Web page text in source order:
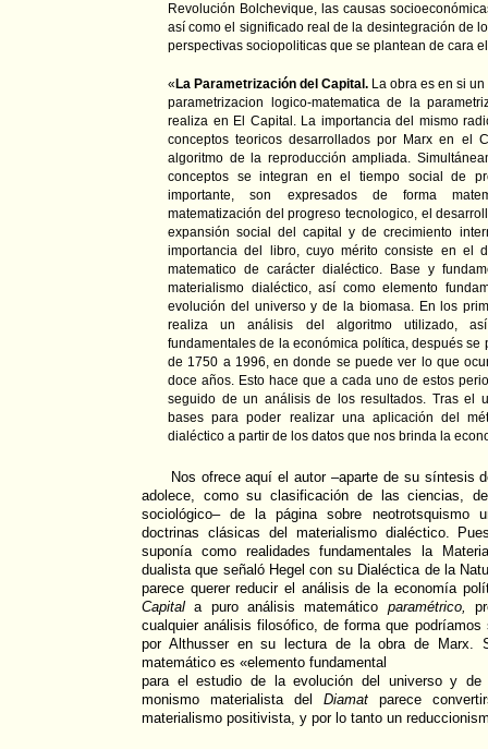
Revolución Bolchevique, las causas
así como el significado real de la desintegración de
perspectivas sociopoliticas que se plantean de cara
« La Parametrización del Capital. La obra es en si
parametrizacion logico-matematica de la
realiza en El Capital. La importancia del mismo
conceptos teoricos desarrollados por Marx en el
algoritmo de la reproducción ampliada.
conceptos se integran en el tiempo social de
importante, son expresados de forma
matematización del progreso tecnologico, el
expansión social del capital y de crecimiento
importancia del libro, cuyo mérito consiste en el
matematico de carácter dialéctico. Base y
materialismo dialéctico, así como elemento
evolución del universo y de la biomasa. En los
realiza un análisis del algoritmo utilizado,
fundamentales de la económica política, después se
de 1750 a 1996, en donde se puede ver lo que
doce años. Esto hace que a cada uno de estos
seguido de un análisis de los resultados. Tras el
bases para poder realizar una aplicación del
dialéctico a partir de los datos que nos brinda la
Nos ofrece aquí el autor –aparte de su síntesis
adolece, como su clasificación de las ciencias,
sociológico– de la página sobre neotrotsquismo
doctrinas clásicas del materialismo dialéctico.
suponía como realidades fundamentales la
dualista que señaló Hegel con su Dialéctica de la
parece querer reducir el análisis de la economía
Capital a puro análisis matemático paramétrico,
cualquier análisis filosófico, de forma que
por Althusser en su lectura de la obra de Marx.
matemático es «elemento fundamental
para el estudio de la evolución del universo y
monismo materialista del Diamatparece
materialismo positivista, y por lo tanto un